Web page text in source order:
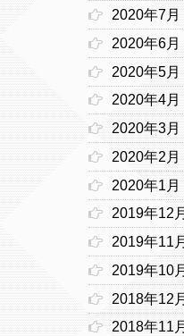
2020年7月
2020年6月
2020年5月
2020年4月
2020年3月
2020年2月
2020年1月
2019年12月
2019年11月
2019年10月
2018年12月
2018年11月